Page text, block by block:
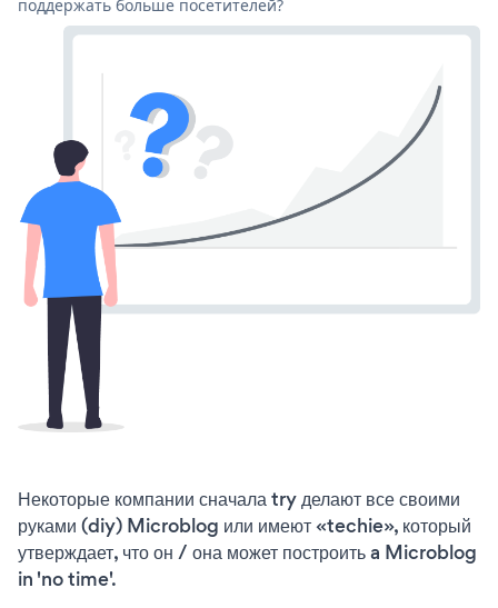
поддержать больше посетителей?
Некоторые компании сначала try делают все своими
руками (diy) Microblog или имеют «techie», который
утверждает, что он / она может построить a Microblog
in 'no time'.